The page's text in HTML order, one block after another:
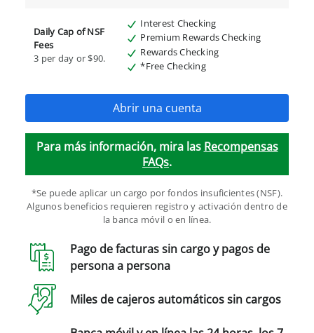
Daily Cap of NSF
Fees
3 per day or $90.
Interest Checking
Premium Rewards Checking
Rewards Checking
*Free Checking
Abrir una cuenta
Para más información, mira las Recompensas
FAQs.
*Se puede aplicar un cargo por fondos insuficientes (NSF).
Algunos beneficios requieren registro y activación dentro de
la banca móvil o en línea.
Pago de facturas sin cargo y pagos de
persona a persona
Miles de cajeros automáticos sin cargos